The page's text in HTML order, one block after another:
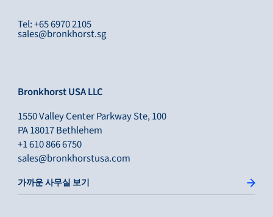
Tel: +65 6970 2105
sales@bronkhorst.sg
Bronkhorst USA LLC
1550 Valley Center Parkway Ste, 100
PA 18017 Bethlehem
+1 610 866 6750
sales@bronkhorstusa.com
가까운 사무실 보기